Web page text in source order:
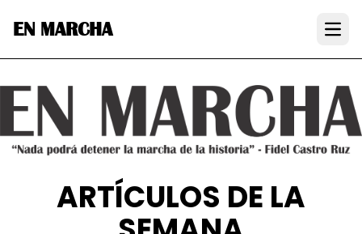
EN MARCHA
ARTÍCULOS DE LA